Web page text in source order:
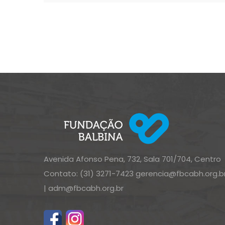
Avenida Afonso Pena, 732, Sala 701/704, Centro
Contato: (31) 3271-7423
| adm@fbcabh.org.br